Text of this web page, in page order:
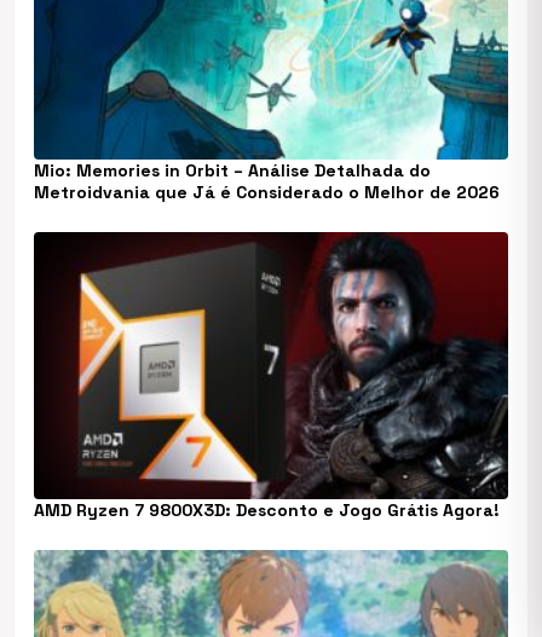
Mio: Memories in Orbit – Análise Detalhada do
Metroidvania que Já é Considerado o Melhor de 2026
AMD Ryzen 7 9800X3D: Desconto e Jogo Grátis Agora!